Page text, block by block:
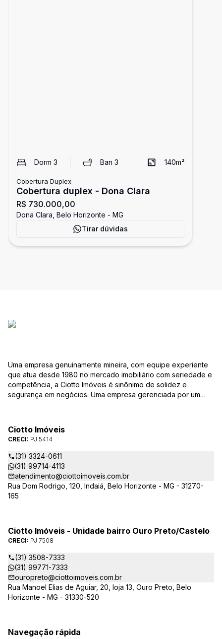
Dorm 3 Ban3 140m²
Cobertura Duplex
Cobertura duplex - Dona Clara
R$ 730.000,00
Dona Clara, Belo Horizonte - MG
Tirar dúvidas
Uma empresa genuinamente mineira, com equipe experiente
que atua desde 1980 no mercado imobiliário com seriedade e
competência, a Ciotto Imóveis é sinônimo de solidez e
segurança em negócios. Uma empresa gerenciada por um
conservação de condomínios, disponibilizando sempre as
melhores opções da região da Pampulha. Oferecemos ainda
completa assessória, consulte-nos sobre os nossos
lançamentos, imóveis em construção e condomínios fechados,
administrados exclusivamente pela Ciotto Imóveis. Fazemos a
aprovação do seu credito junto a Caixa Econômica Federal e
demais agentes financeiros.
Ciotto Imóveis
CRECI: PJ 5414
(31) 3324-0611
(31) 99714-4113
atendimento@ciottoimoveis.com.br
Rua Dom Rodrigo, 120, Indaiá, Belo Horizonte - MG - 31270-
165
Ciotto Imóveis - Unidade bairro Ouro Preto/Castelo
CRECI: PJ 7508
(31) 3508-7333
(31) 99771-7333
ouropreto@ciottoimoveis.com.br
Rua Manoel Elias de Aguiar, 20, loja 13, Ouro Preto, Belo
Horizonte - MG - 31330-520
Navegação rápida